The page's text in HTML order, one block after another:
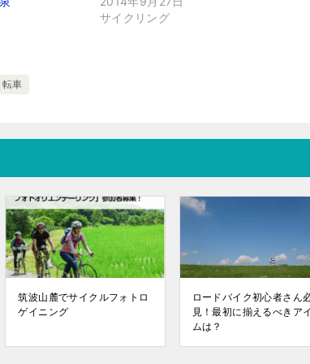
サイクリング
転車
筑波山麓でサイクルフォトロ
ゲイニング
ロードバイク初心者さん
見！最初に揃えるべきア
ムは？